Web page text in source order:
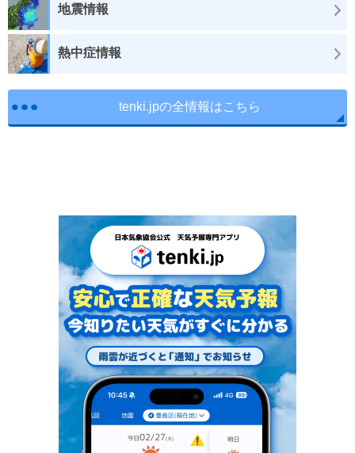
地震情報
熱中症情報
tenki.jpの全情報はこちら